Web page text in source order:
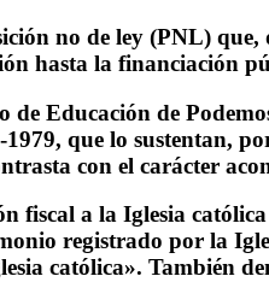
no de ley (PNL)
hasta la financiación
Educación de
que lo sustentan,
con el carácter
a la Iglesia
registrado por la
católica».